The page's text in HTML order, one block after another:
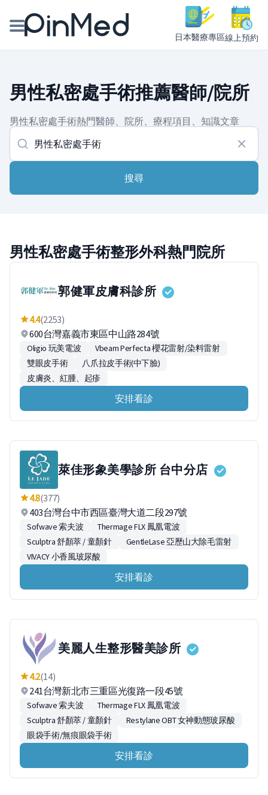
日本醫療專區線上預約
醫師專欄專訪
健康主題館
我是醫療人員
男性私密處手術推薦醫師/院所
男性私密處手術熱門醫師、院所、療程項目、知識文章
搜尋
男性私密處手術整形外科熱門院所
郭健軍皮膚科診所
4.4(2253)
600台灣嘉義市東區中山路284號
Oligio 玩美電波
Vbeam Perfecta 櫻花雷射/染料雷射
雙眼皮手術
八爪拉皮手術(中下臉)
皮膚炎、紅腫、起疹
安排看診
萊佳形象美學診所 台中分店
4.8(377)
403台灣台中市西區臺灣大道二段297號
Sofwave 索夫波
Thermage FLX 鳳凰電波
Sculptra 舒顏萃 / 童顏針
GentleLase 亞歷山大除毛雷射
VIVACY 小香風玻尿酸
安排看診
美麗人生整形醫美診所
4.2(14)
241台灣新北市三重區光復路一段45號
Sofwave 索夫波
Thermage FLX 鳳凰電波
Sculptra 舒顏萃 / 童顏針
Restylane OBT 女神動態玻尿酸
眼袋手術/無痕眼袋手術
安排看診